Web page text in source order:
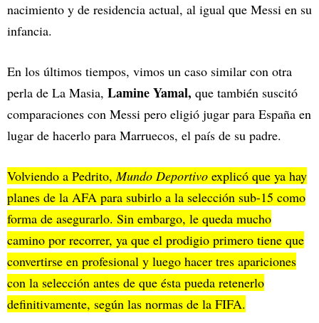
nacimiento y de residencia actual, al igual que Messi en su
infancia.
En los últimos tiempos, vimos un caso similar con otra
perla de La Masia, Lamine Yamal, que también suscitó
comparaciones con Messi pero eligió jugar para España en
lugar de hacerlo para Marruecos, el país de su padre.
Volviendo a Pedrito,Mundo Deportivo explicó que ya hay
planes de la AFA para subirlo a la selección sub-15 como
forma de asegurarlo. Sin embargo, le queda mucho
camino por recorrer, ya que el prodigio primero tiene que
convertirse en profesional y luego hacer tres apariciones
con la selección antes de que ésta pueda retenerlo
definitivamente, según las normas de la FIFA.